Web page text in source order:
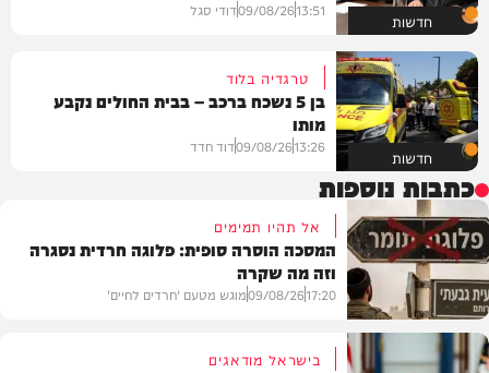
חדשות 13:51
09/08/26דודי סגל
חדשות
טרגדיה בלוד
בן 5 נשכח ברכב – בבית החולים נקבע
מותו
13:26
09/08/26דוד חדד
כתבות נוספות
אל תהיו תמימים
המסכה הוסרה סופית: פלוגה חרדית נסגרה
וזה מה שקרה
17:20
09/08/26מוגש מטעם 'חרדים לחיים'
בישראל מודאגים